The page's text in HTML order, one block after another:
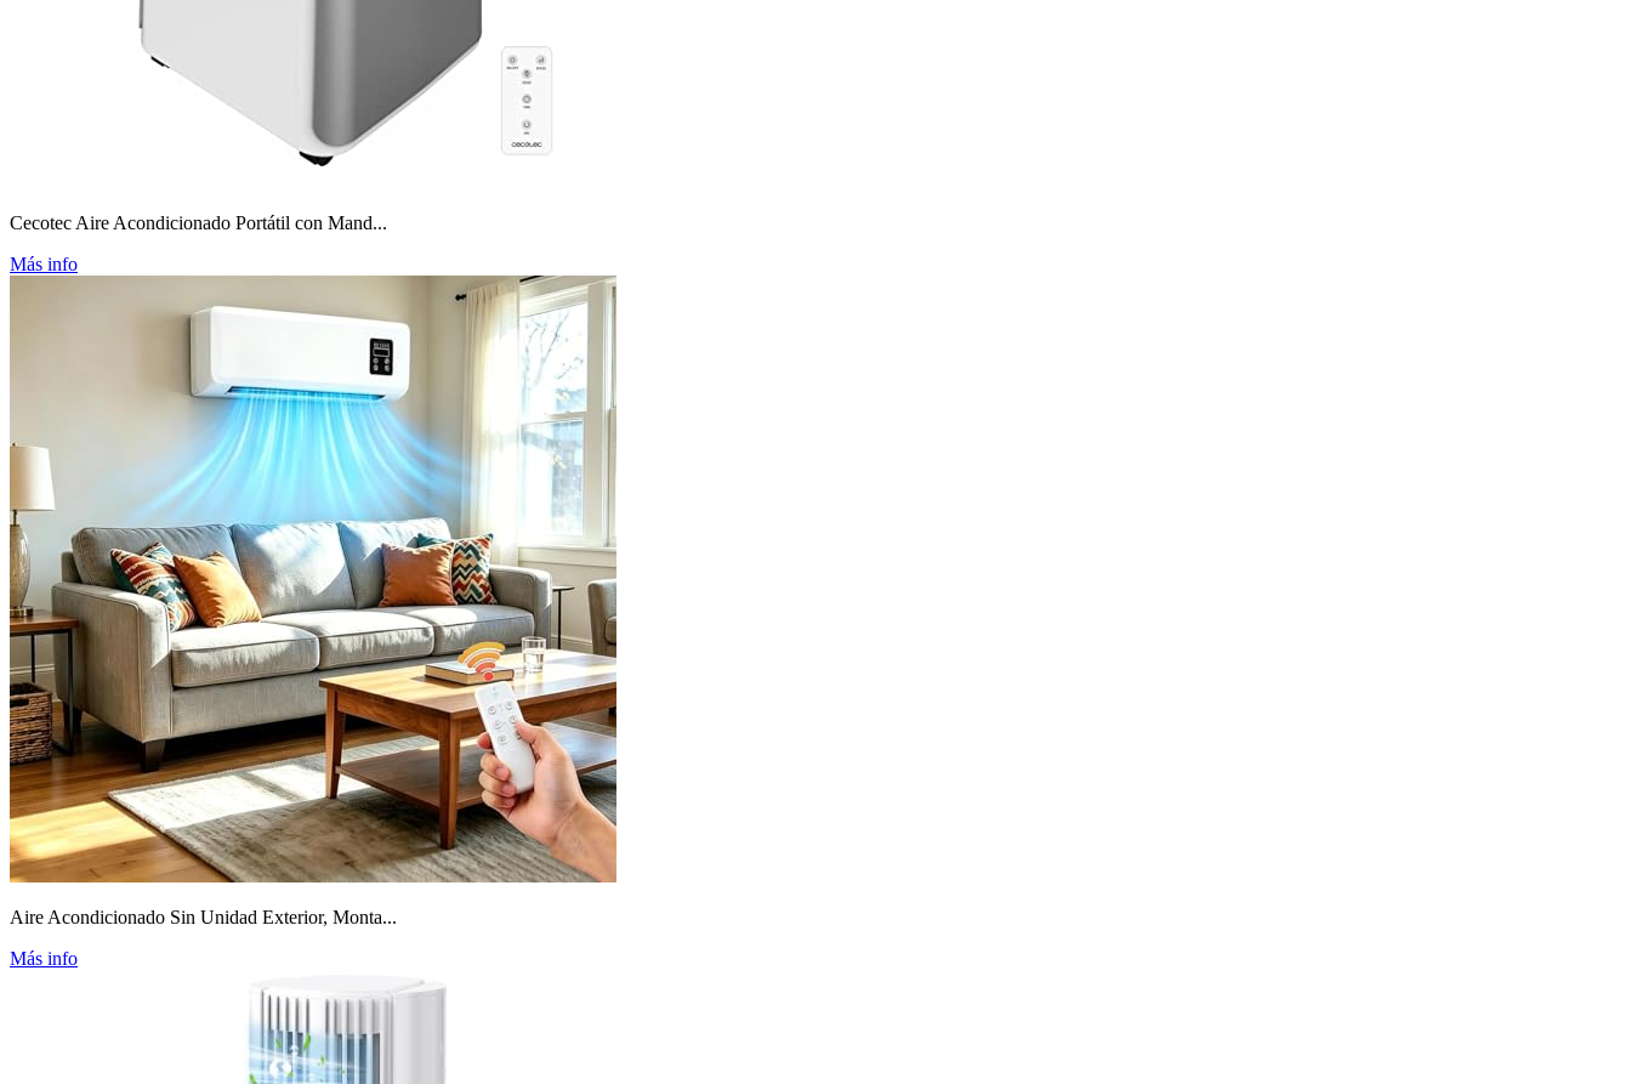
Cecotec Aire Acondicionado Portátil con Mand...
Más info
Aire Acondicionado Sin Unidad Exterior, Monta...
Más info